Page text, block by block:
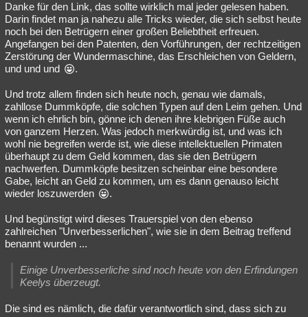
Danke für den Link, das sollte wirklich mal jeder gelesen haben.
Darin findet man ja nahezu alle Tricks wieder, die sich selbst heute
noch bei den Betrügern einer großen Beliebtheit erfreuen.
Angefangen bei den Patenten, den Vorführungen, der rechtzeitigen
Zerstörung der Wundermaschine, das Erschleichen von Geldern,
und und und
.
Und trotz allem finden sich heute noch, genau wie damals,
zahllose Dummköpfe, die solchen Typen auf den Leim gehen. Und
wenn ich ehrlich bin, gönne ich denen ihre klebrigen Füße auch
von ganzem Herzen. Was jedoch merkwürdig ist, und was ich
wohl nie begreifen werde ist, wie diese intellektuellen Primaten
überhaupt zu dem Geld kommen, das sie den Betrügern
nachwerfen. Dummköpfe besitzen scheinbar eine besondere
Gabe, leicht an Geld zu kommen, um es dann genauso leicht
wieder loszuwerden
.
Und begünstigt wird dieses Trauerspiel von den ebenso
zahlreichen "Unverbesserlichen", wie sie in dem Beitrag treffend
benannt wurden ...
Einige Unverbesserliche sind noch heute von den Erfindungen
Keelys überzeugt.
Die sind es nämlich, die dafür verantwortlich sind, dass sich zu